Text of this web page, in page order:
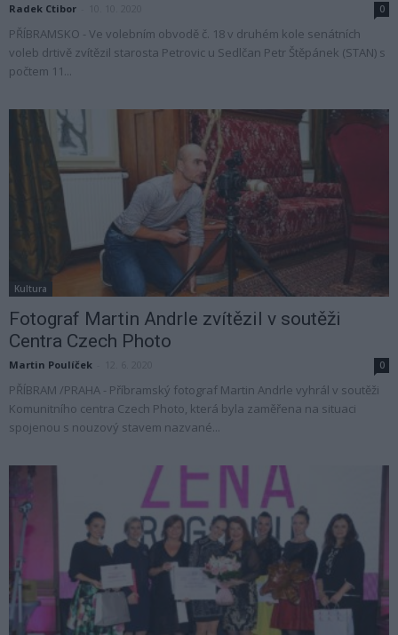
Radek Ctibor 0
PŘÍBRAMSKO - Ve volebním obvodě č. 18 v druhém kole senátních
voleb drtivě zvítězil starosta Petrovic u Sedlčan Petr Štěpánek (STAN) s
počtem 11...
Kultura
Fotograf Martin Andrle zvítězil v soutěži
Centra Czech Photo
Martin Poulíček 0
PŘÍBRAM /PRAHA - Příbramský fotograf Martin Andrle vyhrál v soutěži
Komunitního centra Czech Photo, která byla zaměřena na situaci
spojenou s nouzový stavem nazvané...